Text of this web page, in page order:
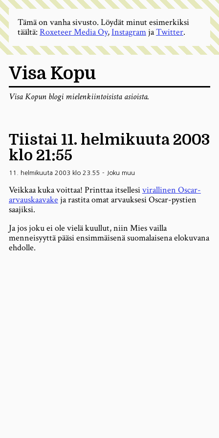
Visa Kopu
Visa Kopun blogi mielenkiintoisista asioista.
Tiistai 11. helmikuuta 2003
klo 21:55
11. helmikuuta 2003 klo 23.55 - Joku muu
Veikkaa kuka voittaa! Printtaa itsellesivirallinen Oscar-
arvauskaavake ja rastita omat arvauksesi Oscar-pystien
saajiksi.
Ja jos joku ei ole vielä kuullut, niin Mies vailla
menneisyyttä pääsi ensimmäisenä suomalaisena elokuvana
ehdolle.
Tämä on vanha sivusto. Löydät minut esimerkiksi
täältä: Roxeteer Media Oy,InstagramjaTwitter.